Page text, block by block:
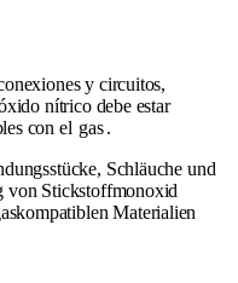
y circuitos,
nítrico debe estar
con el gas.
Schläuche und
von Stickstoffmonoxid
Materialien